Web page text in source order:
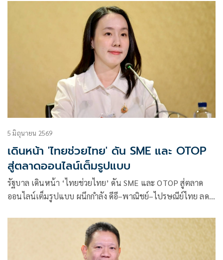
5 มิถุนายน 2569
เดินหน้า 'ไทยช่วยไทย' ดัน SME และ OTOP
สู่ตลาดออนไลน์เต็มรูปแบบ
รัฐบาล เดินหน้า ‘ไทยช่วยไทย’ ดัน SME และ OTOP สู่ตลาด
ออนไลน์เต็มรูปแบบ ผนึกกำลัง ดีอี–พาณิชย์–ไปรษณีย์ไทย ลด